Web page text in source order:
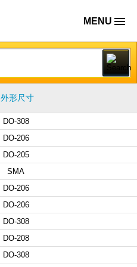
MENU
外形尺寸
DO-308
DO-206
DO-205
SMA
DO-206
DO-206
DO-308
DO-208
DO-308